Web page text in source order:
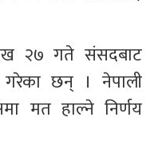
२७ गते संसदबाट
गरेका छन् । नेपाली
मत हाल्ने निर्णय